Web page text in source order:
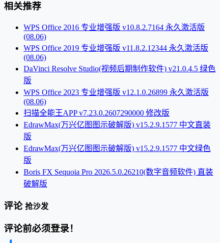
相关推荐
WPS Office 2016 专业增强版 v10.8.2.7164 永久激活版
(08.06)
WPS Office 2019 专业增强版 v11.8.2.12344 永久激活版
(08.06)
DaVinci Resolve Studio(视频后期制作软件) v21.0.4.5 绿色
版
WPS Office 2023 专业增强版 v12.1.0.26899 永久激活版
(08.06)
扫描全能王APP v7.23.0.2607290000 修改版
EdrawMax(万兴亿图图示破解版) v15.2.9.1577 中文直装
版
EdrawMax(万兴亿图图示破解版) v15.2.9.1577 中文绿色
版
Boris FX Sequoia Pro 2026.5.0.26210(数字音频软件) 直装
破解版
评论 抢沙发
评论前必须登录！